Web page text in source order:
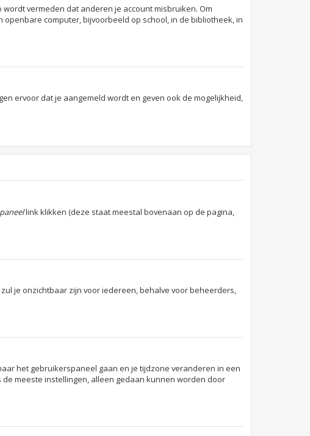
vermeden dat anderen je account misbruiken. Om
computer, bijvoorbeeld op school, in de bibliotheek, in
ervoor dat je aangemeld wordt en geven ook de mogelijkheid,
link klikken (deze staat meestal bovenaan op de pagina,
je onzichtbaar zijn voor iedereen, behalve voor beheerders,
het gebruikerspaneel gaan en je tijdzone veranderen in een
de meeste instellingen, alleen gedaan kunnen worden door